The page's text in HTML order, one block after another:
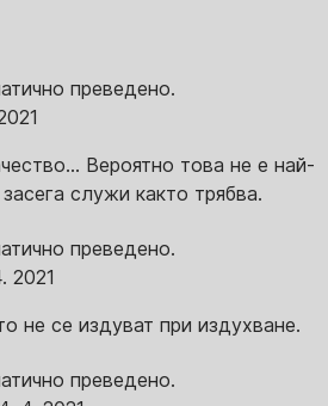
преведено.
Вероятно това не е най-
служи както трябва.
преведено.
2021
не се издуват при издухване.
преведено.